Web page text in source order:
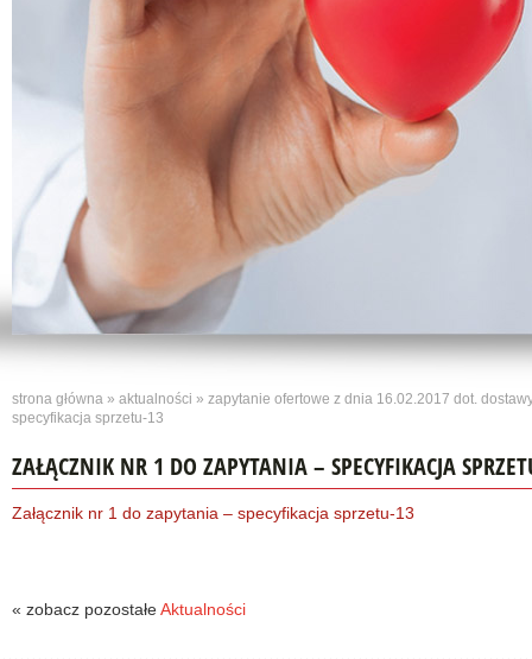
strona główna » aktualności » zapytanie ofertowe z dnia 16.02.2017 dot.
specyfikacja sprzetu-13
ZAŁĄCZNIK NR 1 DO ZAPYTANIA – SPECYFIKACJA
Załącznik nr 1 do zapytania – specyfikacja sprzetu-13
« zobacz pozostałeAktualności